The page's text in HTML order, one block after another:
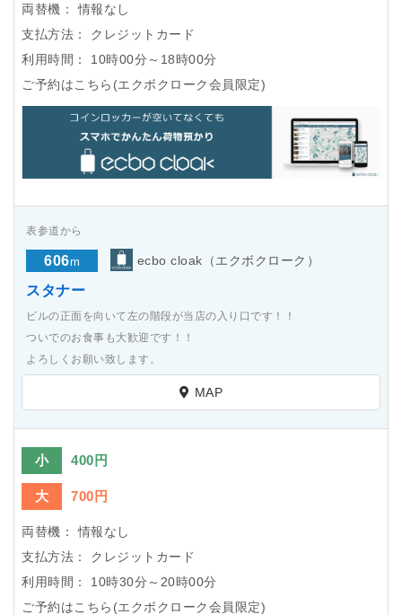
両替機：
情報なし
支払方法：
クレジットカード
利用時間：
10時00分～18時00分
ご予約はこちら(エクボクローク会員限定)
表参道から
606m ecbo cloak（エクボクローク）
スタナー
ビルの正面を向いて左の階段が当店の入り口です！！
ついでのお食事も大歓迎です！！
よろしくお願い致します。
MAP
小 400円
大 700円
両替機：
情報なし
支払方法：
クレジットカード
利用時間：
10時30分～20時00分
ご予約はこちら(エクボクローク会員限定)